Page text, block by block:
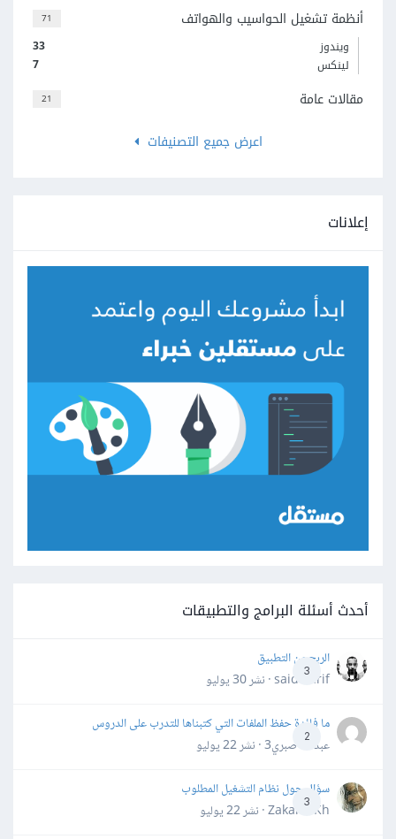
71 أنظمة تشغيل الحواسيب والهواتف
33
ويندوز
7
لينكس
21
مقالات عامة
اعرض جميع التصنيفات
إعلانات
أحدث أسئلة البرامج والتطبيقات
3
الربح من التطبيق
said darif · نشر
30 يوليو
2
ما فائدة حفظ الملفات التي كتبناها للتدرب على الدروس
عبدالله صبري3 · نشر
22 يوليو
3
سؤال حول نظام التشغيل المطلوب
Zakaria Kh · نشر
22 يوليو